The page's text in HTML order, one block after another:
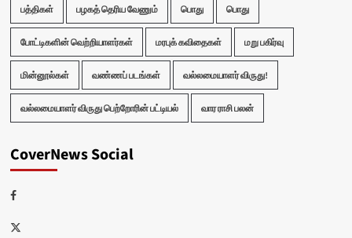
பத்திகள் பழகத் தெரிய வேணும் பொது பொது
போட்டிகளின் வெற்றியாளர்கள் மரபுக் கவிதைகள் மறு பகிர்வு
மின்னூல்கள் வண்ணப் படங்கள் வல்லமையாளர் விருது!
வல்லமையாளர் விருது பெற்றோரின் பட்டியல் வார ராசி பலன்
CoverNews Social
Facebook
Twitter